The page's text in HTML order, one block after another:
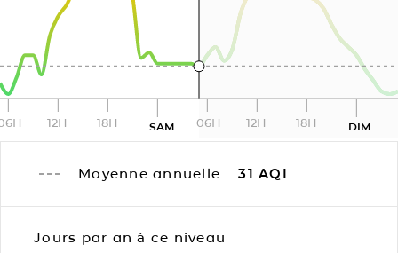
12H 18H SAM 06H 12H 18H DIM
Moyenne annuelle 31 AQI
Jours par an à ce niveau